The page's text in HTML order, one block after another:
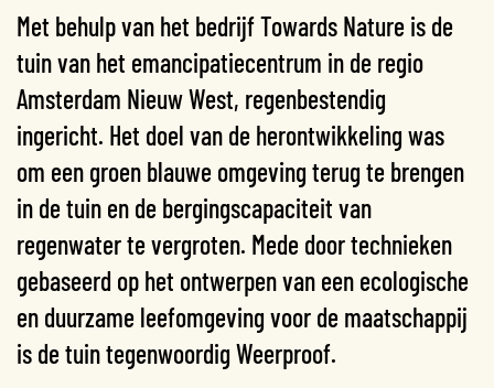
Met behulp van het bedrijf Towards Nature is de
tuin van het emancipatiecentrum in de regio
Amsterdam Nieuw West, regenbestendig
ingericht. Het doel van de herontwikkeling was
om een groen blauwe omgeving terug te brengen
in de tuin en de bergingscapaciteit van
regenwater te vergroten. Mede door technieken
gebaseerd op het ontwerpen van een ecologische
en duurzame leefomgeving voor de maatschappij
is de tuin tegenwoordig Weerproof.